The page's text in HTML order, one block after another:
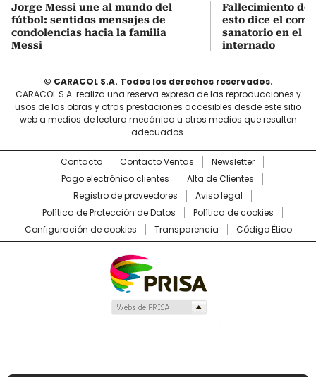
Jorge Messi une al mundo del
fútbol: sentidos mensajes de
condolencias hacia la familia
Messi
Fallecimiento de
esto dice el
sanatorio en el
internado
© CARACOL S.A. Todos los derechos reservados.
CARACOL S.A. realiza una reserva expresa de las reproducciones y
usos de las obras y otras prestaciones accesibles desde este sitio
web a medios de lectura mecánica u otros medios que resulten
adecuados.
Contacto Contacto Ventas
Newsletter
Pago electrónico clientes
Alta de Clientes
Registro de proveedores
Aviso legal
Política de Protección de Datos
Política de cookies
Configuración de cookies
Transparencia Código Ético